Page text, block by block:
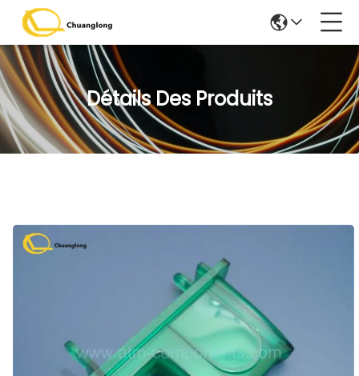
Détails Des Produits